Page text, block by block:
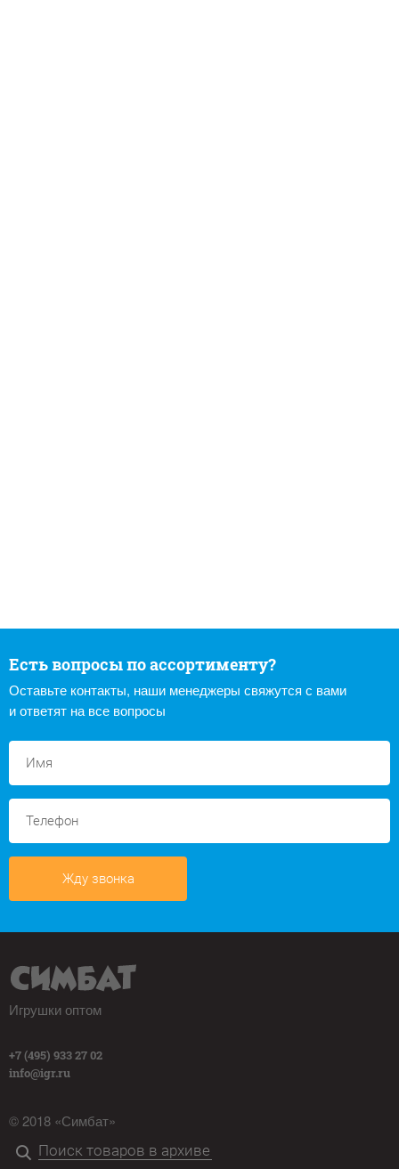
Есть вопросы по ассортименту?
Оставьте контакты, наши менеджеры свяжутся с вами
и ответят на все вопросы
Жду звонка
Игрушки оптом
+7 (495) 933 27 02
info@igr.ru
© 2018 «Симбат»